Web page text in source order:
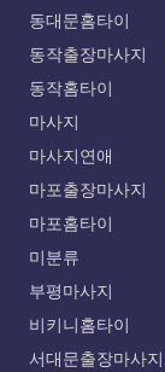
동대문홈타이
동작출장마사지
동작홈타이
마사지
마사지연애
마포출장마사지
마포홈타이
미분류
부평마사지
비키니홈타이
서대문출장마사지